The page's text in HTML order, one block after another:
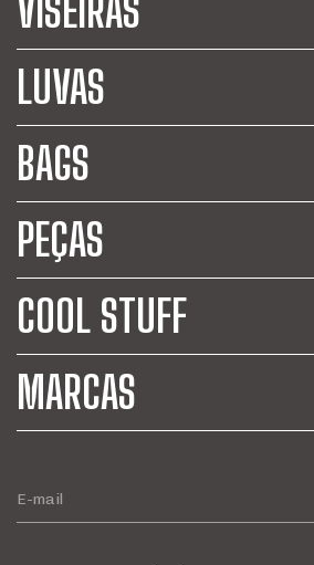
LUVAS
BAGS
PEÇAS
COOL STUFF
MARCAS